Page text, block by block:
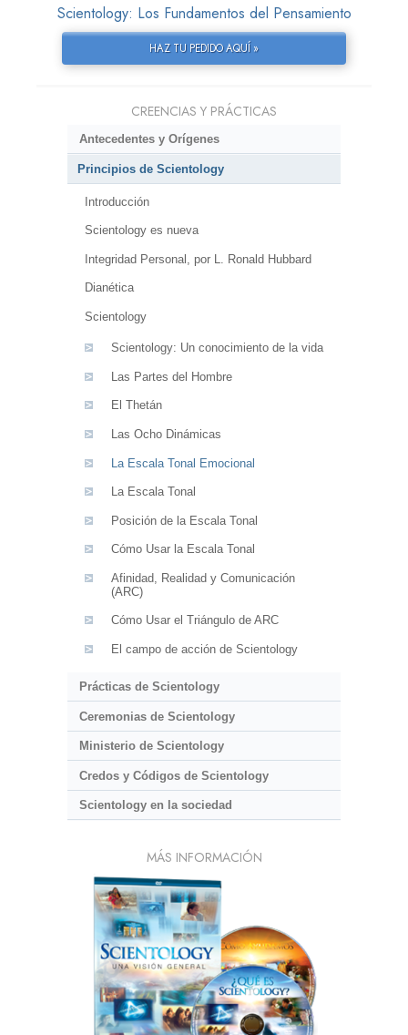
Scientology: Los Fundamentos del Pensamiento
HAZ TU PEDIDO AQUÍ »
CREENCIAS Y PRÁCTICAS
Antecedentes y Orígenes
Principios de Scientology
Introducción
Scientology es nueva
Integridad Personal, por L. Ronald Hubbard
Dianética
Scientology
Scientology: Un conocimiento de la vida
Las Partes del Hombre
El Thetán
Las Ocho Dinámicas
La Escala Tonal Emocional
La Escala Tonal
Posición de la Escala Tonal
Cómo Usar la Escala Tonal
Afinidad, Realidad y Comunicación
(ARC)
Cómo Usar el Triángulo de ARC
El campo de acción de Scientology
Prácticas de Scientology
Ceremonias de Scientology
Ministerio de Scientology
Credos y Códigos de Scientology
Scientology en la sociedad
MÁS INFORMACIÓN